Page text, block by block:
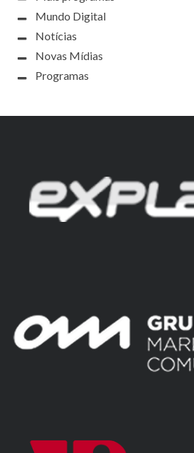
Mundo Digital
Notícias
Novas Mídias
Programas